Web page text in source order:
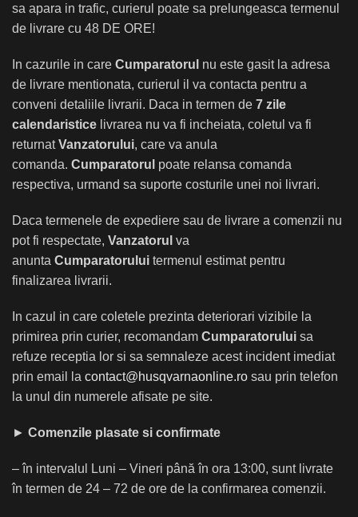
sa apara in trafic, curierul poate sa prelungeasca termenul
de livrare cu 48 DE ORE!
In cazurile in care Cumparatorul nu este gasit la adresa
de livrare mentionata, curierul il va contacta pentru a
conveni detaliile livrarii. Daca in termen de 7 zile
calendaristice livrarea nu va fi incheiata, coletul va fi
returnatVanzatorului, care va anula
comanda. Cumparatorul poate relansa comanda
respectiva, urmand sa suporte costurile unei noi livrari.
Daca termenele de expediere sau de livrare a comenzii nu
pot fi respectate, Vanzatorul va
anunta Cumparatorului termenul estimat pentru
finalizarea livrarii.
In cazul in care coletele prezinta deteriorari vizibile la
primirea prin curier, recomandam Cumparatorului sa
refuze receptia lor si sa semnaleze acest incident imediat
prin email la contact@husqvarnaonline.ro sau prin telefon
la unul din numerele afisate pe site.
► Comenzile plasate si confirmate
– în intervalul Luni – Vineri până în ora 13:00, sunt livrate
în termen de 24 – 72 de ore de la confirmarea comenzii.